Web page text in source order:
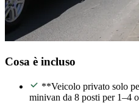
Cosa è incluso
**Veicolo privato solo
minivan da 8 posti per 1–4